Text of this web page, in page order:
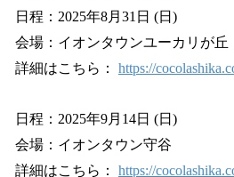
日程：2025年8月31日 (日)
会場：イオンタウンユーカリが丘
詳細はこちら： https://
日程：2025年9月14日 (日)
会場：イオンタウン守谷
詳細はこちら： https://